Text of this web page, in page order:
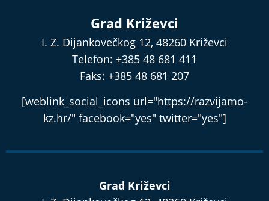
Grad Križevci
I. Z. Dijankovečkog 12, 48260 Križevci
Telefon: +385 48 681 411
Faks: +385 48 681 207
[weblink_social_icons url="https://razvijamo-
kz.hr/" facebook="yes" twitter="yes"]
Grad Križevci